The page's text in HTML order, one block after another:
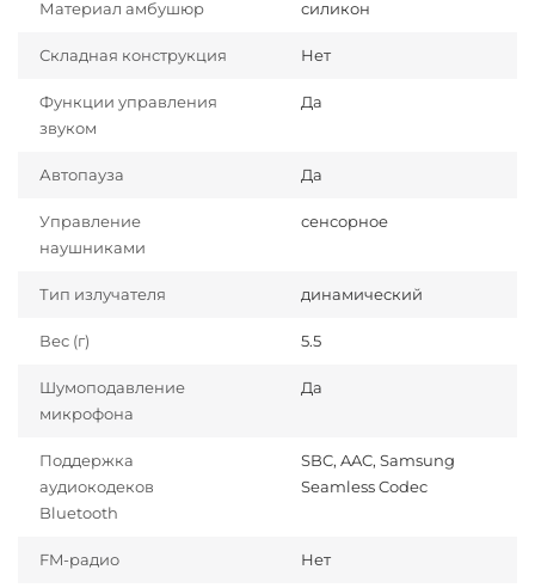
Материал амбушюр силикон
Складная конструкция Нет
Функции управления
звуком
Да
Автопауза Да
Управление
наушниками
сенсорное
Тип излучателя динамический
Вес (г) 5.5
Шумоподавление
микрофона
Да
Поддержка
аудиокодеков
Bluetooth
SBC, AAC, Samsung
Seamless Codec
FM-радио Нет